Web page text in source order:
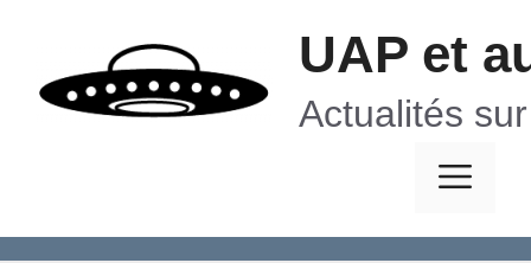
contenu
UAP et
Actualités